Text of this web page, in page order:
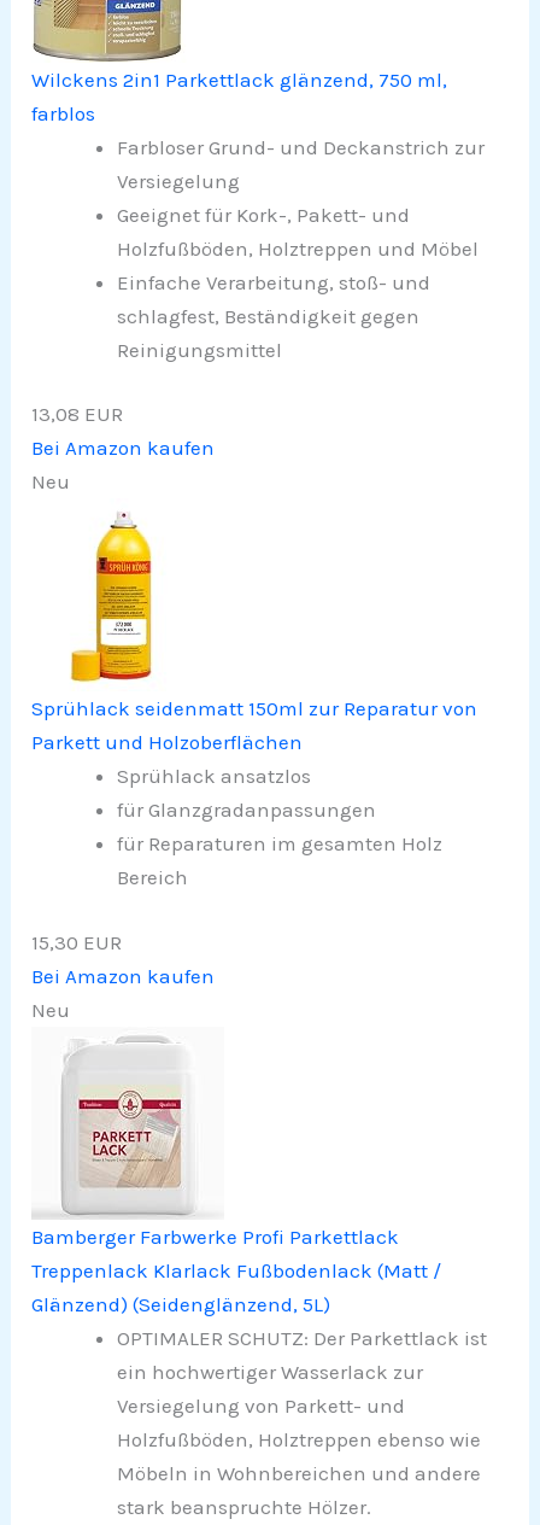
Wilckens 2in1 Parkettlack glänzend, 750 ml,
farblos
Farbloser Grund- und Deckanstrich zur
Versiegelung
Geeignet für Kork-, Pakett- und
Holzfußböden, Holztreppen und Möbel
Einfache Verarbeitung, stoß- und
schlagfest, Beständigkeit gegen
Reinigungsmittel
13,08 EUR
Bei Amazon kaufen
Neu
Sprühlack seidenmatt 150ml zur Reparatur von
Parkett und Holzoberflächen
Sprühlack ansatzlos
für Glanzgradanpassungen
für Reparaturen im gesamten Holz
Bereich
15,30 EUR
Bei Amazon kaufen
Neu
Bamberger Farbwerke Profi Parkettlack
Treppenlack Klarlack Fußbodenlack (Matt /
Glänzend) (Seidenglänzend, 5L)
OPTIMALER SCHUTZ: Der Parkettlack ist
ein hochwertiger Wasserlack zur
Versiegelung von Parkett- und
Holzfußböden, Holztreppen ebenso wie
Möbeln in Wohnbereichen und andere
stark beanspruchte Hölzer.